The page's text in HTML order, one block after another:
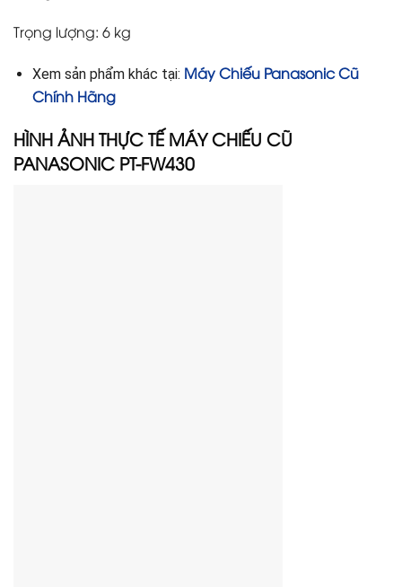
Trọng lượng: 6 kg
Xem sản phẩm khác tại: Máy Chiếu Panasonic Cũ
Chính Hãng
HÌNH ẢNH THỰC TẾ MÁY CHIẾU CŨ
PANASONIC PT-FW430